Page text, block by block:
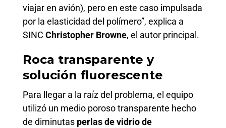
viajar en avión), pero en este caso impulsada
por la elasticidad del polímero”, explica a
SINC Christopher Browne, el autor principal.
Roca transparente y
solución fluorescente
Para llegar a la raíz del problema, el equipo
utilizó un medio poroso transparente hecho
de diminutas perlas de vidrio de